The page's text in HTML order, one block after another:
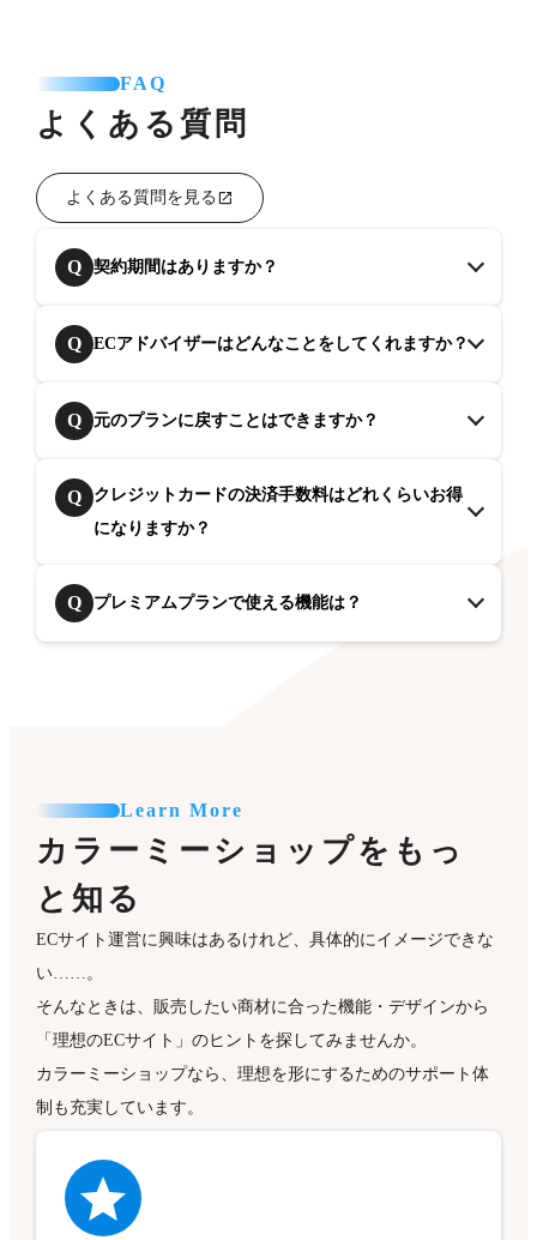
FAQ
よくある質問
よくある質問を見る
Q 契約期間はありますか？
Q ECアドバイザーはどんなことをしてくれますか？
Q 元のプランに戻すことはできますか？
Q
クレジットカードの決済手数料はどれくらいお得
になりますか？
Q プレミアムプランで使える機能は？
Learn More
カラーミーショップをもっ
と知る
ECサイト運営に興味はあるけれど、具体的にイメージできな
い……。
そんなときは、販売したい商材に合った機能・デザインから
「理想のECサイト」のヒントを探してみませんか。
カラーミーショップなら、理想を形にするためのサポート体
制も充実しています。